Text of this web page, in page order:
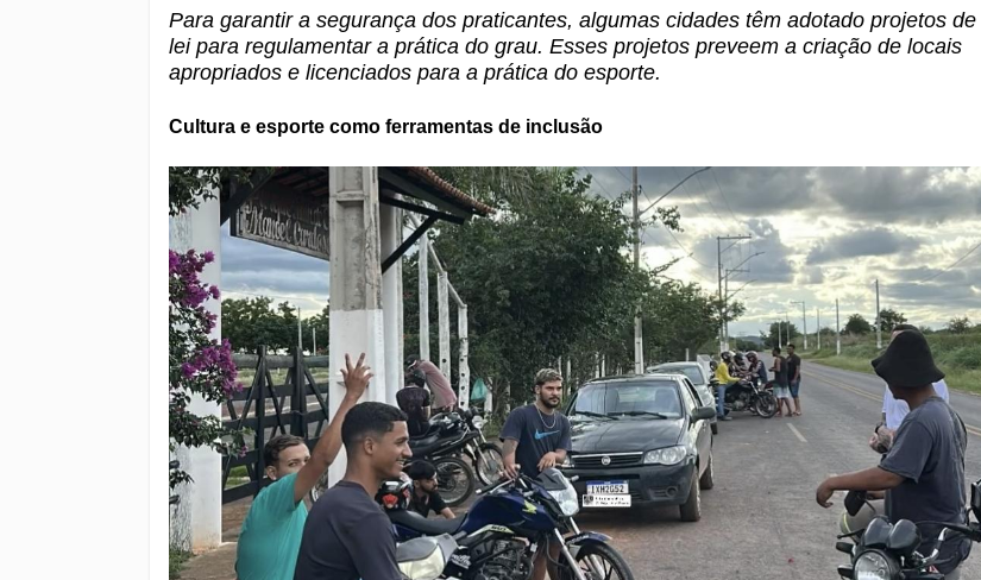
Para garantir a segurança dos praticantes, algumas cidades têm adotado projetos de
lei para regulamentar a prática do grau. Esses projetos preveem a criação de locais
apropriados e licenciados para a prática do esporte.
Cultura e esporte como ferramentas de inclusão